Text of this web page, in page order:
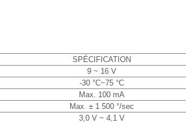
SPÉCIFICATION
9 ~ 16 V
-30 °C~75 °C
Max. 100 mA
Max. ± 1 500 °/sec
3,0 V ~ 4,1 V